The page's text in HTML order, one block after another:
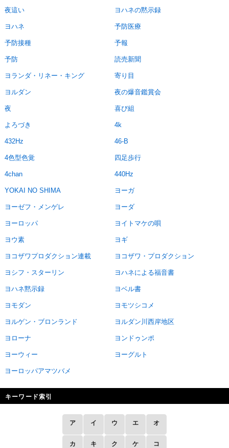
夜這い ヨハネの黙示録
ヨハネ 予防医療
予防接種 予報
予防 読売新聞
ヨランダ・リネー・キング 寄り目
ヨルダン 夜の爆音鑑賞会
夜 喜び組
よろづき 4k
432Hz 46-B
4色型色覚 四足歩行
4chan 440Hz
YOKAI NO SHIMA ヨーガ
ヨーゼフ・メンゲレ ヨーダ
ヨーロッパ ヨイトマケの唄
ヨウ素 ヨギ
ヨコザワプロダクション連載 ヨコザワ・プロダクション
ヨシフ・スターリン ヨハネによる福音書
ヨハネ黙示録 ヨベル書
ヨモダン ヨモツシコメ
ヨルゲン・ブロンランド ヨルダン川西岸地区
ヨローナ ヨンドゥンポ
ヨーウィー ヨーグルト
ヨーロッパアマツバメ
キーワード索引
ア イ ウ エ オ
カ キ ク ケ コ